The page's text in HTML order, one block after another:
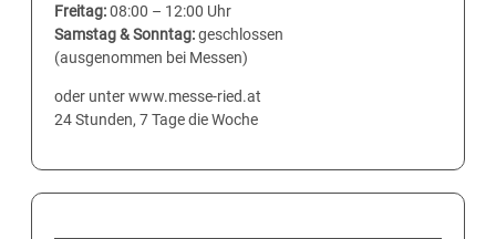
Freitag:08:00 – 12:00 Uhr
Samstag & Sonntag:geschlossen
(ausgenommen bei Messen)
oder unter www.messe-ried.at
24 Stunden, 7 Tage die Woche